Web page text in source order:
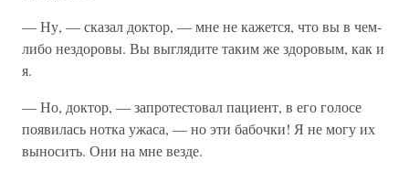
— Ну, — сказал доктор, — мне не кажется, что вы в чем-
либо нездоровы. Вы выглядите таким же здоровым, как и
я.
— Но, доктор, — запротестовал пациент, в его голосе
появилась нотка ужаса, — но эти бабочки! Я не могу их
выносить. Они на мне везде.